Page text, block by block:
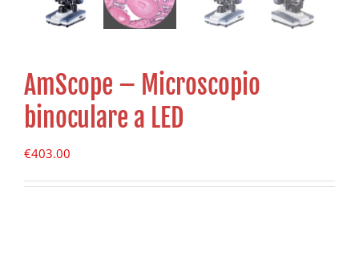
AmScope – Microscopio
binoculare a LED
€403.00